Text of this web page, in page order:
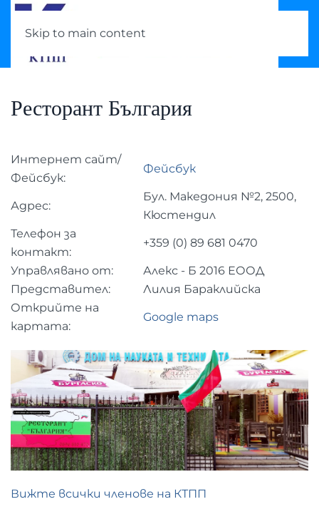
Skip to main content
Ресторант България
Интернет сайт/
Фейсбук:
Фейсбук
Адрес:
Бул. Македония №2, 2500,
Кюстендил
Телефон за
контакт:
+359 (0) 89 681 0470
Управлявано от:
Алекс - Б 2016 ЕООД
Представител:
Лилия Бараклийска
Открийте на
картата:
Google maps
Вижте всички членове на КТПП